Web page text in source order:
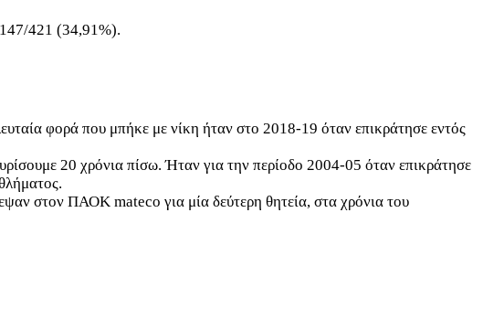
147/421 (34,91%).
φορά που μπήκε με νίκη ήταν στο 2018-19 όταν επικράτησε εντός
20 χρόνια πίσω. Ήταν για την περίοδο 2004-05 όταν επικράτησε
στον ΠΑΟΚ mateco για μία δεύτερη θητεία, στα χρόνια του